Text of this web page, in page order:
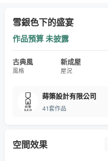
雪銀色下的盛宴
作品預算 未披露
古典風
風格
新成屋
屋況
蒔築設計有限公司
41套作品
空間效果